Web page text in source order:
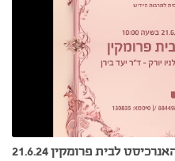
לבית פרומקין 21.6.24